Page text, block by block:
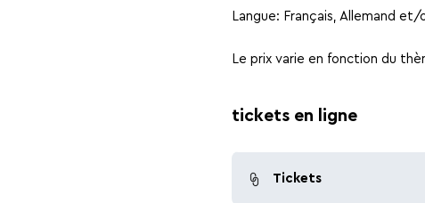
Langue: Français, Allemand
Le prix varie en fonction du
tickets en ligne
Tickets